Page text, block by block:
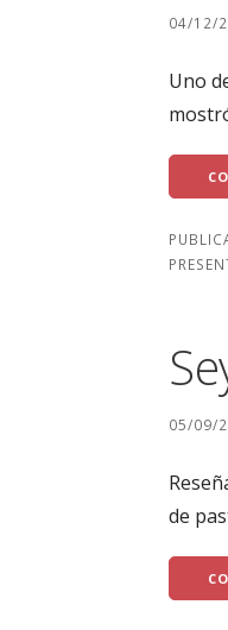
04/12/
Uno
05/09/
de